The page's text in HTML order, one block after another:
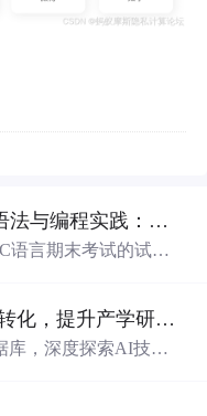
【计算机科学】C语言基础语法与编程实践：湖南科技大学期末考试核心知识点解析
语言期末考试的试题
义与调用、指针初步
道题后附有正确答
高校如何有效促进科研成果转化，提升产学研合作效率？.docx
库，深度探索AI技术